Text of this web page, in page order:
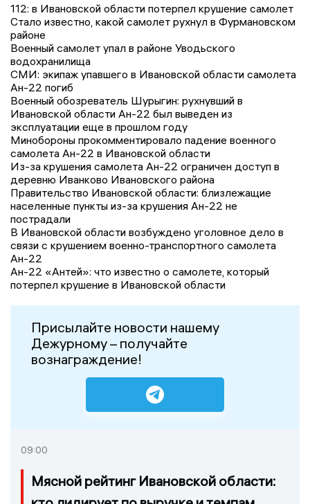
112: в Ивановской области потерпел крушение самолет
Стало известно, какой самолет рухнул в Фурмановском
районе
Военный самолет упал в районе Уводьского
водохранилища
СМИ: экипаж упавшего в Ивановской области самолета
Ан-22 погиб
Военный обозреватель Шурыгин: рухнувший в
Ивановской области Ан-22 был выведен из
эксплуатации еще в прошлом году
Минобороны прокомментировало падение военного
самолета Ан-22 в Ивановской области
Из-за крушения самолета Ан-22 ограничен доступ в
деревню Иванково Ивановского района
Правительство Ивановской области: близлежащие
населенные пункты из-за крушения Ан-22 не
пострадали
В Ивановской области возбуждено уголовное дело в
связи с крушением военно-транспортного самолета
Ан-22
Ан-22 «Антей»: что известно о самолете, который
потерпел крушение в Ивановской области
Присылайте новости нашему
Дежурному – получайте
вознаграждение!
09:00
Мясной рейтинг Ивановской области: